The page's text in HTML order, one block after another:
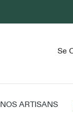
Se
NOS ARTISANS